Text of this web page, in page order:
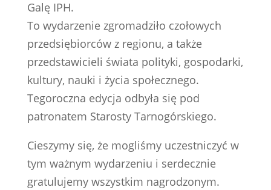
Galę IPH.
To wydarzenie zgromadziło czołowych
przedsiębiorców z regionu, a także
przedstawicieli świata polityki, gospodarki,
kultury, nauki i życia społecznego.
Tegoroczna edycja odbyła się pod
patronatem Starosty Tarnogórskiego.
Cieszymy się, że mogliśmy uczestniczyć w
tym ważnym wydarzeniu i serdecznie
gratulujemy wszystkim nagrodzonym.